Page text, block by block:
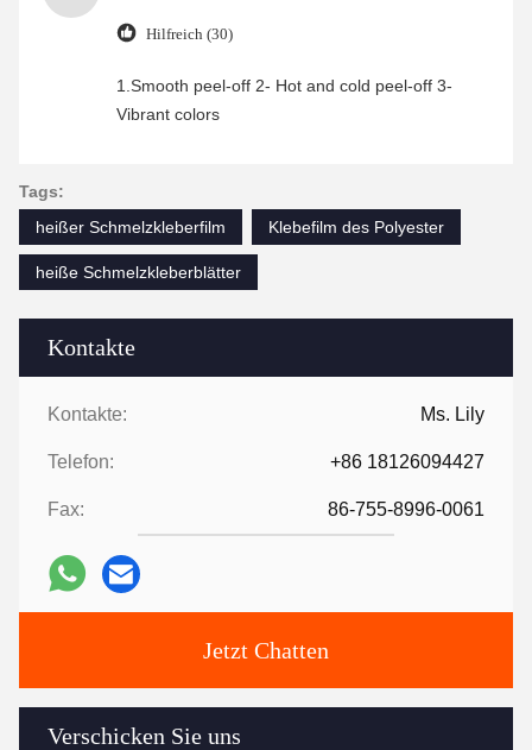
Kontakte
Kontakte: Ms. Lily
Telefon: +86 18126094427
Fax: 86-755-8996-0061
Jetzt Chatten
Verschicken Sie uns
Hilfreich (30)
1.Smooth peel-off 2- Hot and cold peel-off 3-
Vibrant colors
Tags:
heißer Schmelzkleberfilm
Klebefilm des Polyester
heiße Schmelzkleberblätter